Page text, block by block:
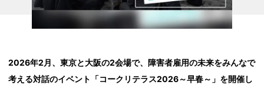
2026年2月、東京と大阪の2会場で、障害者雇用の未来をみんなで
考える対話のイベント「コークリテラス2026～早春～」を開催し